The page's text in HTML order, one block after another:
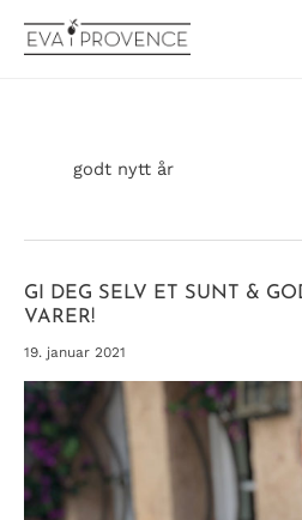
rett
godt nytt år
GI DEG SELV ET SUNT &
VARER!
19. januar 2021